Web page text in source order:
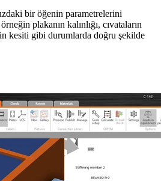
bir öğenin parametrelerini
plakanın kalınlığı, cıvataların
kesiti gibi durumlarda doğru şekilde